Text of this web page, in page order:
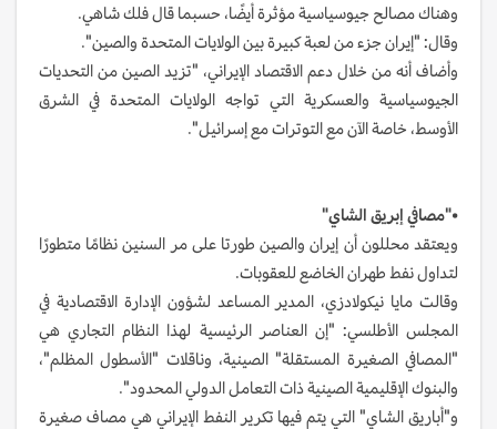
وهناك مصالح جيوسياسية مؤثرة أيضًا، حسبما قال فلك شاهي.
وقال: "إيران جزء من لعبة كبيرة بين الولايات المتحدة والصين".
وأضاف أنه من خلال دعم الاقتصاد الإيراني، "تزيد الصين من التحديات
الجيوسياسية والعسكرية التي تواجه الولايات المتحدة في الشرق
الأوسط، خاصة الآن مع التوترات مع إسرائيل".
•"مصافي إبريق الشاي"
ويعتقد محللون أن إيران والصين طورتا على مر السنين نظامًا متطورًا
لتداول نفط طهران الخاضع للعقوبات.
وقالت مايا نيكولادزي، المدير المساعد لشؤون الإدارة الاقتصادية في
المجلس الأطلسي: "إن العناصر الرئيسية لهذا النظام التجاري هي
"المصافي الصغيرة المستقلة" الصينية، وناقلات "الأسطول المظلم"،
والبنوك الإقليمية الصينية ذات التعامل الدولي المحدود".
و"أباريق الشاي" التي يتم فيها تكرير النفط الإيراني هي مصاف صغيرة